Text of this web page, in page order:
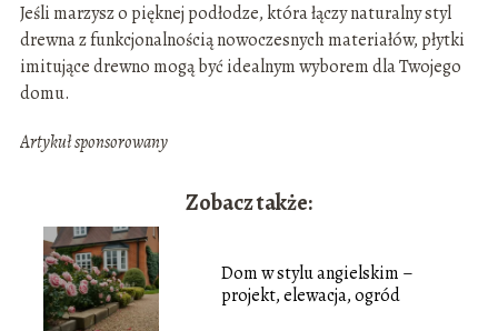
Jeśli marzysz o pięknej podłodze, która łączy naturalny styl
drewna z funkcjonalnością nowoczesnych materiałów, płytki
imitujące drewno mogą być idealnym wyborem dla Twojego
domu.
Artykuł sponsorowany
Zobacz także:
Dom w stylu angielskim –
projekt, elewacja, ogród